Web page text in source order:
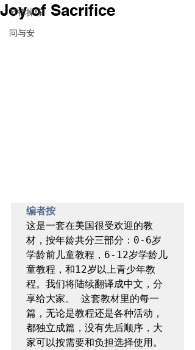
节律操练
问与安
Joy of Sacrifice
编者按
这是一套在美国很受欢迎的教
材，按年龄共分三部分：0-6岁
学龄前儿童教程，6-12岁学龄儿
童教程，和12岁以上青少年教
程。我们将陆续翻译成中文，分
享给大家。 这套教材里的每一
篇，无论是教程还是各种活动，
都独立成篇，没有先后顺序，大
家可以按需要和负担选择使用。